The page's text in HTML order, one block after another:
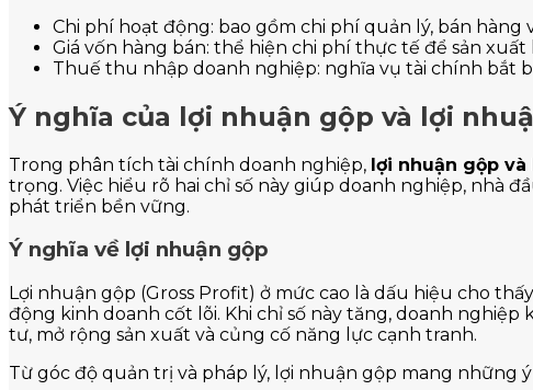
Chi phí hoạt động: bao gồm chi phí quản lý, bán hàng
Giá vốn hàng bán: thể hiện chi phí thực tế để sản xuất
Thuế thu nhập doanh nghiệp: nghĩa vụ tài chính bắt
Ý nghĩa của lợi nhuận gộp và lợi
Trong phân tích tài chính doanh nghiệp, lợi nhuận gộp
trọng. Việc hiểu rõ hai chỉ số này giúp doanh nghiệp, nhà
phát triển bền vững.
Ý nghĩa về lợi nhuận gộp
Lợi nhuận gộp (Gross Profit) ở mức cao là dấu hiệu cho
động kinh doanh cốt lõi. Khi chỉ số này tăng, doanh
tư, mở rộng sản xuất và củng cố năng lực cạnh tranh.
Từ góc độ quản trị và pháp lý, lợi nhuận gộp mang những